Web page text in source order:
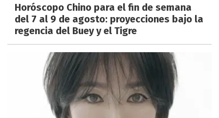
Horóscopo Chino para el fin de semana
del 7 al 9 de agosto: proyecciones bajo la
regencia del Buey y el Tigre